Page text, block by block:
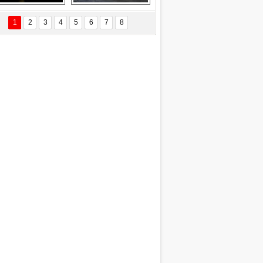
ÖZYANIK
Değişti?
Delta uçağına
yıldırım çarptı
Ford Focus RS
(2015)
1 2 3 4 5 6 7 8